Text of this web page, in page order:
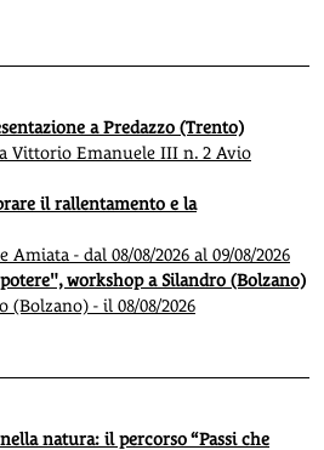
a Predazzo (Trento)
Vittorio Emanuele III n. 2 Avio
il rallentamento e la
- dal 08/08/2026 al 09/08/2026
workshop a Silandro (Bolzano)
(Bolzano) - il 08/08/2026
natura: il percorso “Passi che